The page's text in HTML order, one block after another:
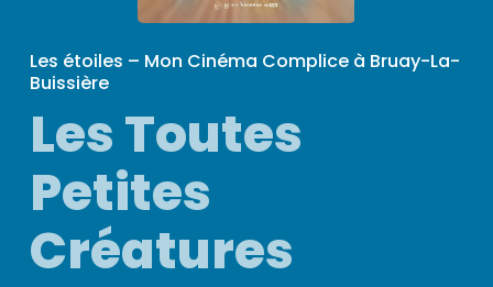
Les étoiles – Mon Cinéma Complice à Bruay-La-
Buissière
Les Toutes
Petites
Créatures